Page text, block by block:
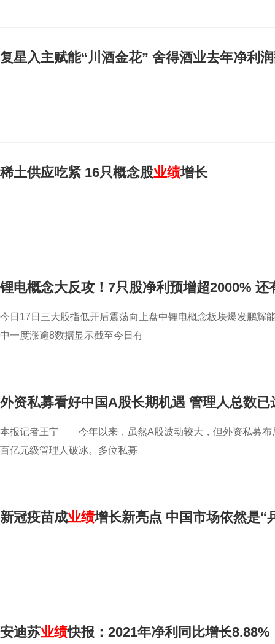
复星入主赋能“川酒金花” 舍得酒业去年净利
稀土供应吃紧 16只概念股业绩增长
锂电概念大反攻！7只股净利预增超2000% 还
今日17日三大股指低开后震荡向上盘中锂电概念板块爆发鹏辉
中一度涨逾8数据显示截至今日有
外资私募看好中国A股长期机遇 管理人总数已
本报记者王宁 今年以来，虽然A股波动较大，但外资私募布
百亿元级管理人破冰。多位私募
新冠疫苗成业绩增长新亮点 中国市场依然是“
安迪苏业绩快报：2021年净利同比增长8.88%